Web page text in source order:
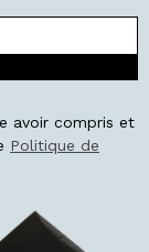
avoir compris et
Politique de